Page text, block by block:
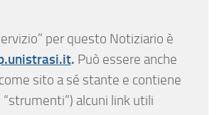
per questo Notiziario è
. Può essere anche
sito a sé stante e contiene
“strumenti”) alcuni link utili